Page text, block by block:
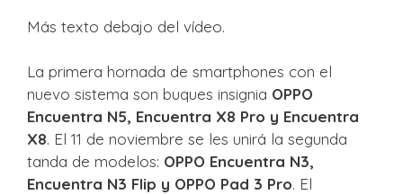
Más texto debajo del vídeo.
La primera hornada de smartphones con el
nuevo sistema son buques insignia OPPO
Encuentra N5, Encuentra X8 Pro y Encuentra
X8. El 11 de noviembre se les unirá la segunda
tanda de modelos: OPPO Encuentra N3,
Encuentra N3 Flip y OPPO Pad 3 Pro. El